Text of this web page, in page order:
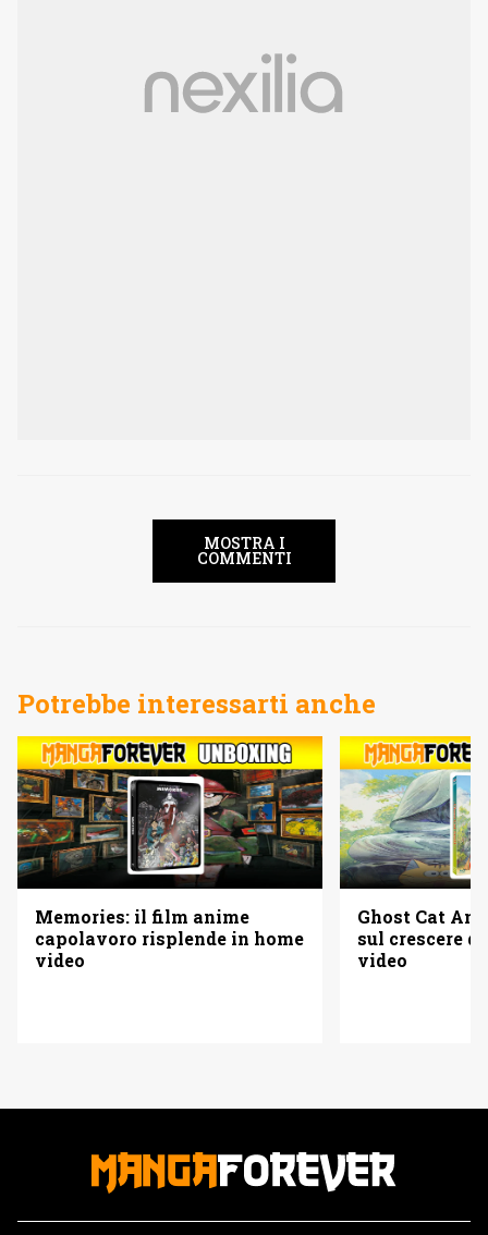
MOSTRA I
COMMENTI
Potrebbe interessarti anche
Memories: il film anime
capolavoro risplende in home
video
Ghost Cat
sul crescere
video